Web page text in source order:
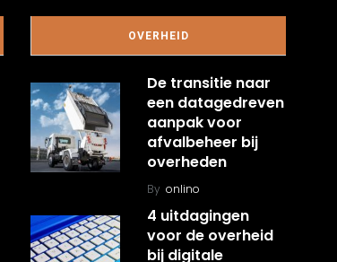
OVERHEID
De transitie naar
een datagedreven
aanpak voor
afvalbeheer bij
overheden
By onlino
4 uitdagingen
voor de overheid
bij digitale